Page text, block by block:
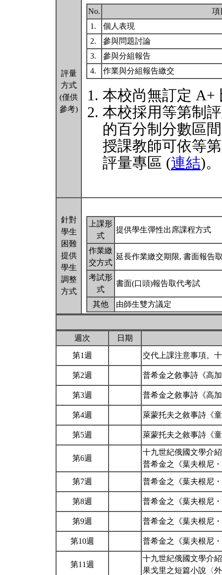
評量
方式
(僅供
參考)
No.
項
1.
個人表現
2.
參與問題討論
3.
參與分組報告
4.
作業與分組報告繳交
本校尚無訂定 A+
本校採用等第制
的百分制分數區
授課教師可依等
評量專區 (連結)。
針對
學生
困難
提供
學生
調整
方式
上課形
式
提供學生彈性出席課程方式
作業繳
交方式
延長作業繳交期限, 書面報告
考試形
式
書面(口頭)報告取代考試
其他 由師生雙方議定
週次 日期
第1週 交代上課注意事項。
第2週 普希金之敘事詩《高
第3週 普希金之敘事詩《高
第4週 萊蒙托夫之敘事詩《
第5週 萊蒙托夫之敘事詩《
第6週
十九世紀俄國文學介
普希金之《葉夫根尼
第7週 普希金之《葉夫根尼
第8週 普希金之《葉夫根尼
第9週 普希金之《葉夫根尼
第10週 普希金之《葉夫根尼
第11週
十九世紀俄國文學介
果戈里之短篇小說〈